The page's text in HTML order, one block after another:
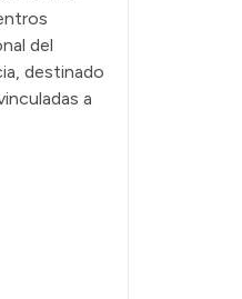
del
destinado
a